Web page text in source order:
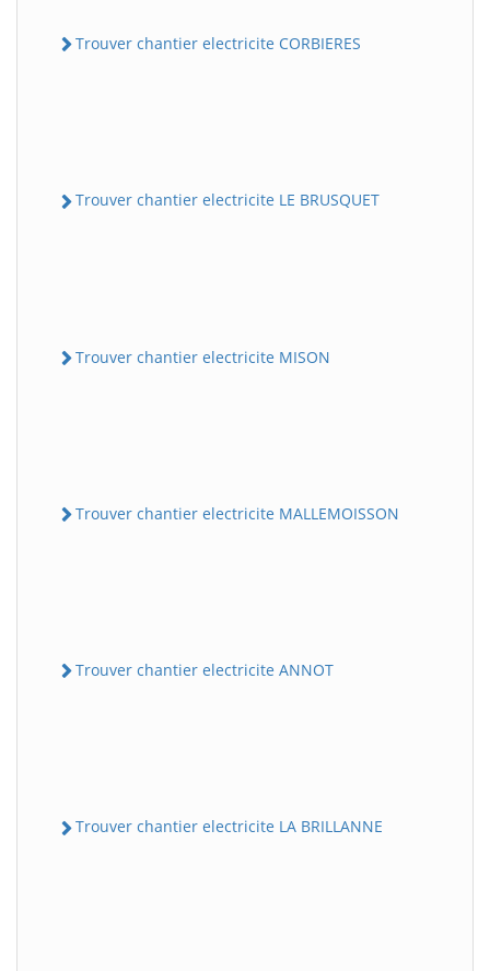
Trouver chantier electricite CORBIERES
Trouver chantier electricite LE BRUSQUET
Trouver chantier electricite MISON
Trouver chantier electricite MALLEMOISSON
Trouver chantier electricite ANNOT
Trouver chantier electricite LA BRILLANNE